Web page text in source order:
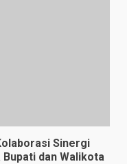
Sinergi
dan Walikota